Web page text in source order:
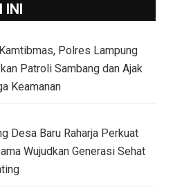
INI
Polres Lampung
Patroli Sambang dan Ajak
Keamanan
Desa Baru Raharja Perkuat
Wujudkan Generasi Sehat